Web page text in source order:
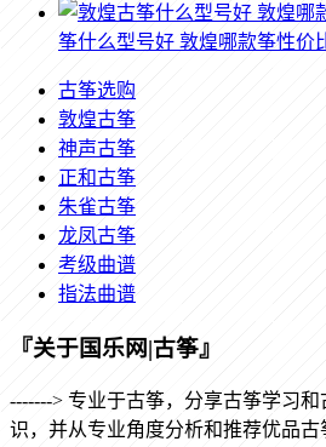
筝什么型号好 敦煌哪款筝性价
古筝选购
敦煌古筝
神声古筝
正和古筝
朱雀古筝
龙凤古筝
考级曲谱
指法曲谱
『关于国乐网|古筝』
-------> 专业于古筝，分享古筝学习
识，并从专业角度分析和推荐优品古